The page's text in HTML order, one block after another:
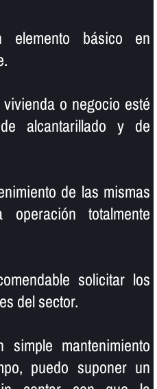
básico en
o negocio esté
alcantarillado y de
de las mismas
totalmente
solicitar los
del sector.
mantenimiento
puedo suponer un